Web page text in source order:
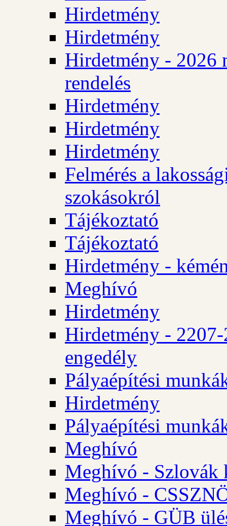
Hirdetmény
Hirdetmény
Hirdetmény - 2026
rendelés
Hirdetmény
Hirdetmény
Hirdetmény
Felmérés a
szokásokról
Tájékoztató
Tájékoztató
Hirdetmény -
Meghívó
Hirdetmény
Hirdetmény -
engedély
Pályaépítési
Hirdetmény
Pályaépítési
Meghívó
Meghívó - Szlovák
Meghívó -
Meghívó - GÜB